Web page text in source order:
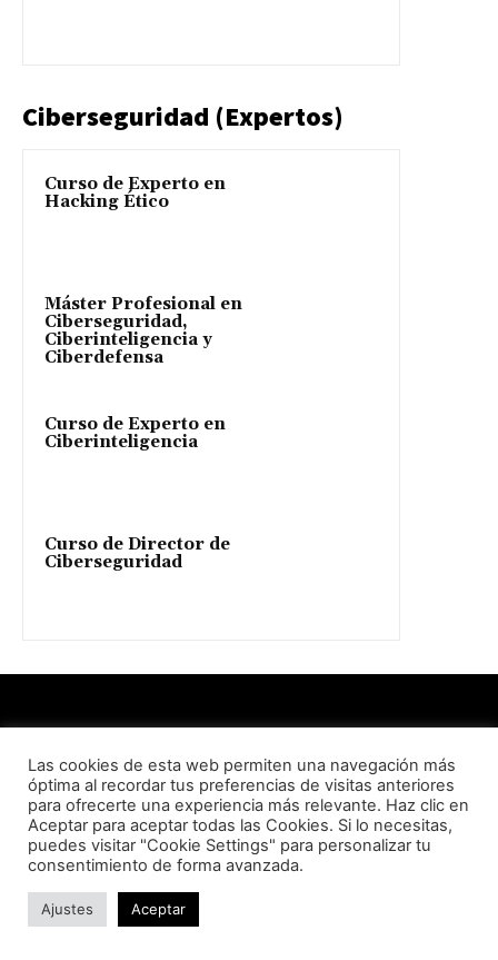
Ciberseguridad (Expertos)
Curso de Experto en
Hacking Ético
Máster Profesional en
Ciberseguridad,
Ciberinteligencia y
Ciberdefensa
Curso de Experto en
Ciberinteligencia
Curso de Director de
Ciberseguridad
LISA News© es un medio de análisis promovido por LISA
Institute© con el objetivo de hacer del mundo un lugar más
seguro, justo y protegido a través de análisis en materia de
Geopolítica, Inteligencia, Ciberseguridad, Criminología y
Derechos Humanos, entre otros.
Súmate a la Comunidad:
Las cookies de esta web permiten una navegación más
óptima al recordar tus preferencias de visitas anteriores
para ofrecerte una experiencia más relevante. Haz clic en
Aceptar para aceptar todas las Cookies. Si lo necesitas,
puedes visitar "Cookie Settings" para personalizar tu
consentimiento de forma avanzada.
Ajustes Aceptar